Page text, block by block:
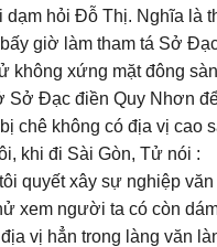
hỏi Đỗ Thị. Nghĩa là
giờ làm tham tá Sở
không xứng mặt đông
Sở Đạc điền Quy Nhơn
chê không có địa vị cao
khi đi Sài Gòn, Tử nói :
quyết xây sự nghiệp
xem người ta có còn
vị hẳn trong làng văn